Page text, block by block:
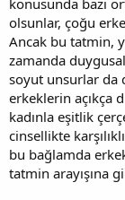
olsunlar, çoğu
Ancak bu tatmin,
zamanda
soyut unsurlar da
erkeklerin açıkça
kadınla eşitlik
cinsellikte
bu bağlamda
tatmin arayışına